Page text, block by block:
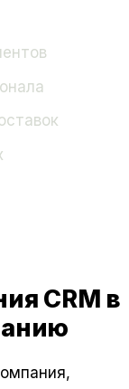
CRM в